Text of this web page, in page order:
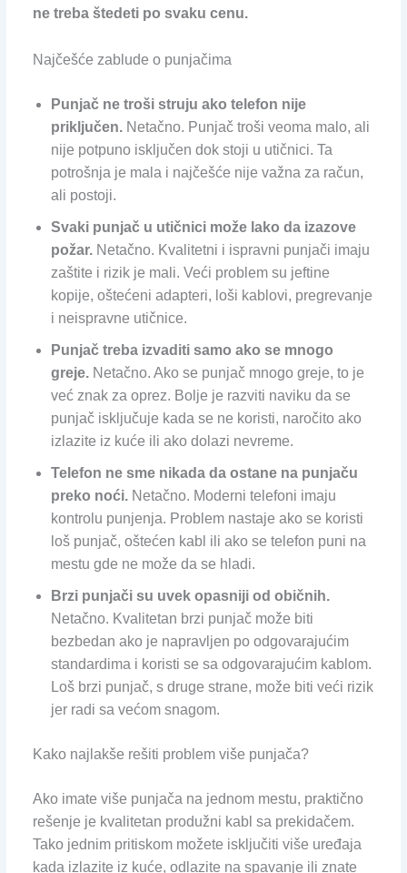
ne treba štedeti po svaku cenu.
Najčešće zablude o punjačima
Punjač ne troši struju ako telefon nije
priključen.Netačno. Punjač troši veoma malo, ali
nije potpuno isključen dok stoji u utičnici. Ta
potrošnja je mala i najčešće nije važna za račun,
ali postoji.
Svaki punjač u utičnici može lako da izazove
požar.Netačno. Kvalitetni i ispravni punjači imaju
zaštite i rizik je mali. Veći problem su jeftine
kopije, oštećeni adapteri, loši kablovi, pregrevanje
i neispravne utičnice.
Punjač treba izvaditi samo ako se mnogo
greje.Netačno. Ako se punjač mnogo greje, to je
već znak za oprez. Bolje je razviti naviku da se
punjač isključuje kada se ne koristi, naročito ako
izlazite iz kuće ili ako dolazi nevreme.
Telefon ne sme nikada da ostane na punjaču
preko noći.Netačno. Moderni telefoni imaju
kontrolu punjenja. Problem nastaje ako se koristi
loš punjač, oštećen kabl ili ako se telefon puni na
mestu gde ne može da se hladi.
Brzi punjači su uvek opasniji od običnih.
Netačno. Kvalitetan brzi punjač može biti
bezbedan ako je napravljen po odgovarajućim
standardima i koristi se sa odgovarajućim kablom.
Loš brzi punjač, s druge strane, može biti veći rizik
jer radi sa većom snagom.
Kako najlakše rešiti problem više punjača?
Ako imate više punjača na jednom mestu, praktično
rešenje je kvalitetan produžni kabl sa prekidačem.
Tako jednim pritiskom možete isključiti više uređaja
kada izlazite iz kuće, odlazite na spavanje ili znate